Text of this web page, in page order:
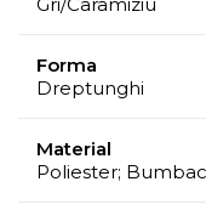
Totodata, evitati
Se recomanda
Forma
Dreptunghi
Material
Poliester; Bumbac